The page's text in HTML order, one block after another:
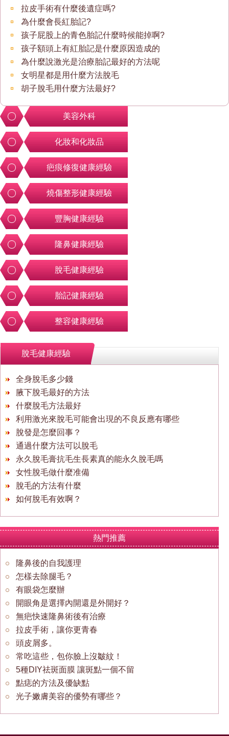
拉皮手術有什麼後遺症嗎?
為什麼會長紅胎記?
孩子屁股上的青色胎記什麼時候能掉啊?
孩子額頭上有紅胎記是什麼原因造成的
為什麼說激光是治療胎記最好的方法呢
女明星都是用什麼方法脫毛
胡子脫毛用什麼方法最好?
美容外科
化妝和化妝品
疤痕修復健康經驗
燒傷整形健康經驗
豐胸健康經驗
隆鼻健康經驗
脫毛健康經驗
胎記健康經驗
整容健康經驗
脫毛健康經驗
全身脫毛多少錢
腋下脫毛最好的方法
什麼脫毛方法最好
利用激光來脫毛可能會出現的不良反應有哪些
脫發是怎麼回事？
通過什麼方法可以脫毛
永久脫毛膏抗毛生長素真的能永久脫毛嗎
女性脫毛做什麼准備
脫毛的方法有什麼
如何脫毛有效啊？
熱門推薦
隆鼻後的自我護理
怎樣去除腿毛？
有眼袋怎麼辦
開眼角是選擇內開還是外開好？
無疤快速隆鼻術後有治療
拉皮手術，讓你更青春
頭皮屑多。
常吃這些，包你臉上沒皺紋！
5種DIY祛斑面膜 讓斑點一個不留
點痣的方法及優缺點
光子嫩膚美容的優勢有哪些？